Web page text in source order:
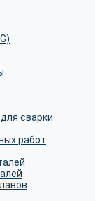
сварки
работ